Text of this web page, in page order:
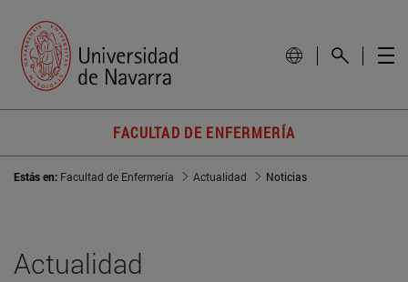
FACULTAD DE ENFERMERÍA
Estás en: Facultad de Enfermería Actualidad Noticias
Actualidad